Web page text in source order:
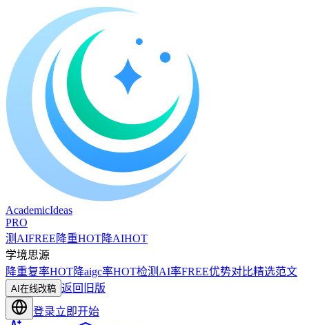
AcademicIdeas
PRO
测AIFREE 降重HOT降AIHOT
学境思源
降重复率HOT降aigc率HOT检测AI率FREE优势对比精选范文
AI在线改稿 返回旧版
登录立即开始